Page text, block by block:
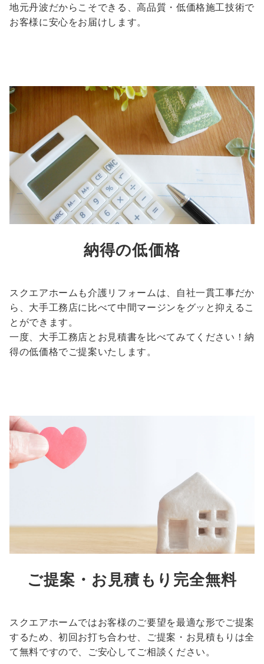
地元丹波だからこそできる、高品質・低価格施工技術で
お客様に安心をお届けします。
納得の低価格
スクエアホームも介護リフォームは、自社一貫工事だか
ら、大手工務店に比べて中間マージンをグッと抑えるこ
とができます。
一度、大手工務店とお見積書を比べてみてください！納
得の低価格でご提案いたします。
ご提案・お見積もり完全無料
スクエアホームではお客様のご要望を最適な形でご提案
するため、初回お打ち合わせ、ご提案・お見積もりは全
て無料ですので、ご安心してご相談ください。